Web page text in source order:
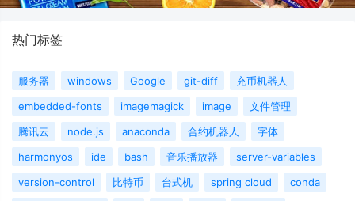
热门标签
服务器 windows Google git-diff
充币机器人
embedded-fonts
imagemagick image
文件管理
腾讯云
node.js anaconda 合约机器人
字体
harmonyos
ide bash 音乐播放器
server-variables
version-control
比特币 台式机 spring cloud
conda